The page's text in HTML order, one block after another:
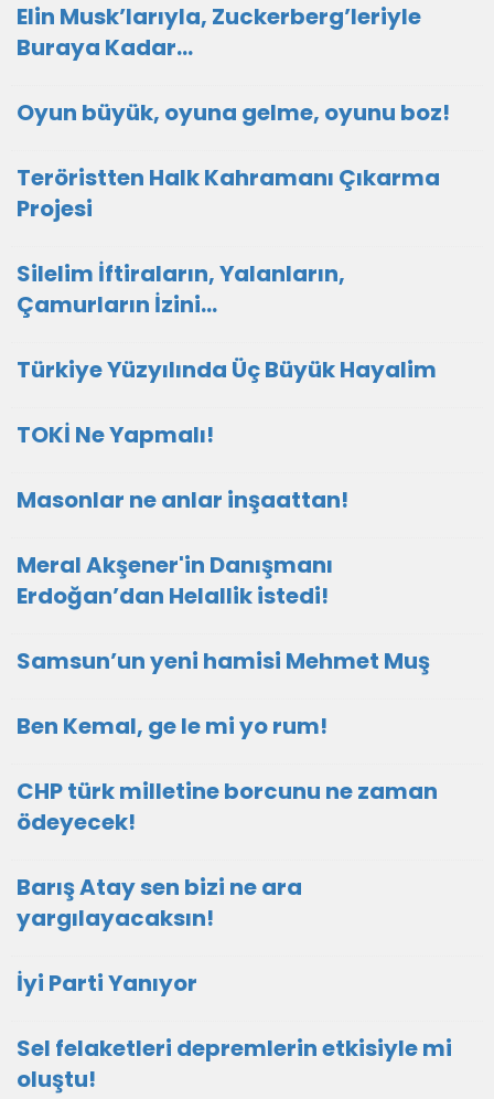
Elin Musk’larıyla, Zuckerberg’leriyle
Buraya Kadar…
Oyun büyük, oyuna gelme, oyunu boz!
Teröristten Halk Kahramanı Çıkarma
Projesi
Silelim İftiraların, Yalanların,
Çamurların İzini…
Türkiye Yüzyılında Üç Büyük Hayalim
TOKİ Ne Yapmalı!
Masonlar ne anlar inşaattan!
Meral Akşener'in Danışmanı
Erdoğan’dan Helallik istedi!
Samsun’un yeni hamisi Mehmet Muş
Ben Kemal, ge le mi yo rum!
CHP türk milletine borcunu ne zaman
ödeyecek!
Barış Atay sen bizi ne ara
yargılayacaksın!
İyi Parti Yanıyor
Sel felaketleri depremlerin etkisiyle mi
oluştu!